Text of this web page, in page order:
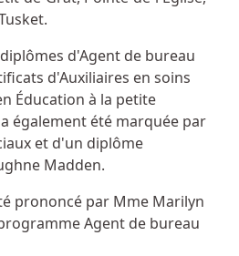
d'Agent de bureau
d'Auxiliaires en soins
Éducation à la petite
également été marquée par
et d'un diplôme
Madden.
prononcé par Mme Marilyn
Agent de bureau